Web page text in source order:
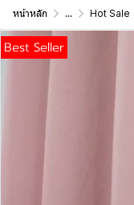
หน้าหลัก ... Hot Sale
Best Seller